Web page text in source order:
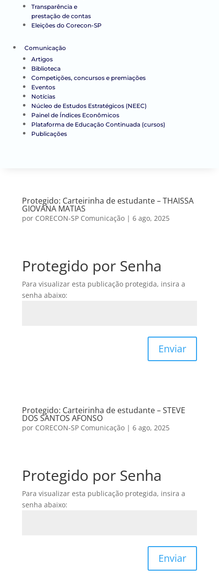
Transparência e
prestação de contas
Eleições do Corecon-SP
Comunicação
Artigos
Biblioteca
Competições, concursos e premiações
Eventos
Notícias
Núcleo de Estudos Estratégicos (NEEC)
Painel de Índices Econômicos
Plataforma de Educação Continuada (cursos)
Publicações
Protegido: Carteirinha de estudante – THAISSA
GIOVANA MATIAS
por CORECON-SP Comunicação| 6 ago, 2025
Protegido por Senha
Para visualizar esta publicação protegida, insira a
senha abaixo:
Enviar
Protegido: Carteirinha de estudante – STEVE
DOS SANTOS AFONSO
por CORECON-SP Comunicação| 6 ago, 2025
Protegido por Senha
Para visualizar esta publicação protegida, insira a
senha abaixo:
Enviar